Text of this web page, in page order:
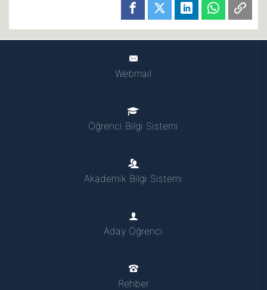
Webmail
Öğrenci Bilgi Sistemi
Akademik Bilgi Sistemi
Aday Öğrenci
Rehber